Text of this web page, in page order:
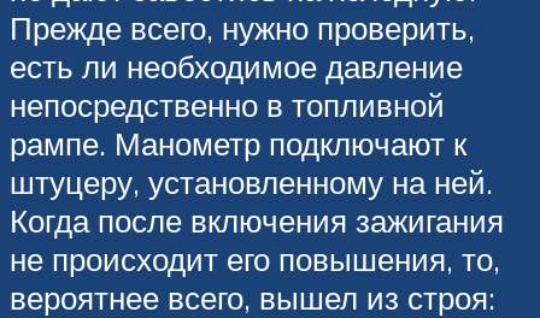
Прежде всего, нужно проверить,
есть ли необходимое давление
непосредственно в топливной
рампе. Манометр подключают к
штуцеру, установленному на ней.
Когда после включения зажигания
не происходит его повышения, то,
вероятнее всего, вышел из строя: